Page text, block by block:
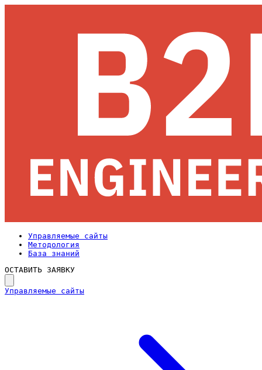
Управляемые сайты
Методология
База знаний
ОСТАВИТЬ ЗАЯВКУ
Управляемые сайты